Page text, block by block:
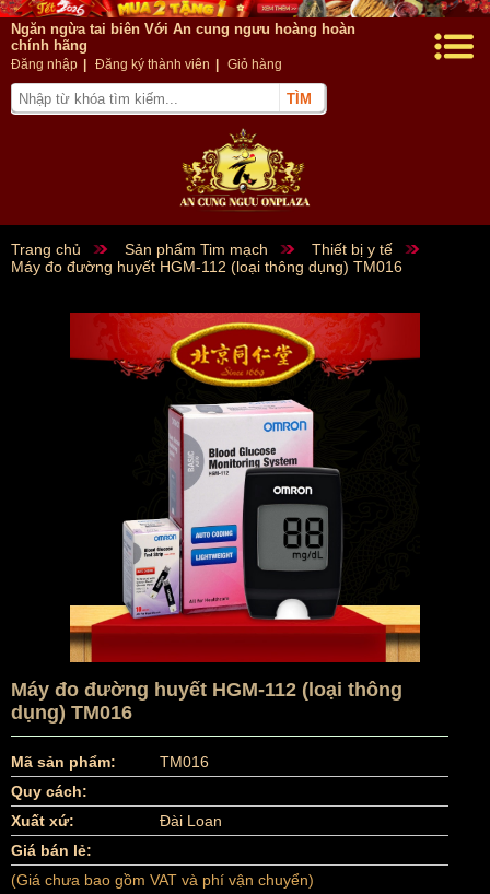
Ngăn ngừa tai biên Với An cung ngưu hoàng hoàn
chính hãng
Đăng nhập Đăng ký thành viên Giỏ hàng
Trang chủ Sản phẩm Tim mạch
Thiết bị y tế
Máy đo đường huyết HGM-112 (loại thông dụng) TM016
Máy đo đường huyết HGM-112 (loại thông
dụng) TM016
Mã sản phẩm:
TM016
Quy cách:
Xuất xứ:
Đài Loan
Giá bán lẻ:
(Giá chưa bao gồm VAT và phí vận chuyển)